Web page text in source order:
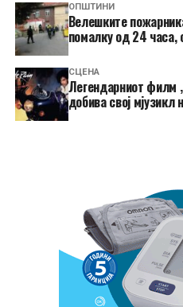
ОПШТИНИ
Велешките
помалку од 24 часа,
СЦЕНА
Легендарниот филм
добива свој мјузикл